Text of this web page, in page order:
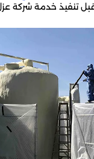
تنفيذ خدمة شركة